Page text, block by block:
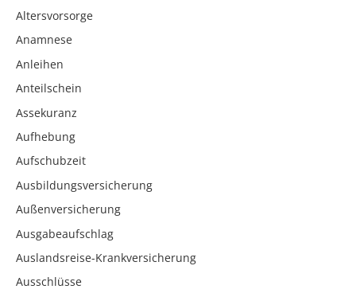
Altersvorsorge
Anamnese
Anleihen
Anteilschein
Assekuranz
Aufhebung
Aufschubzeit
Ausbildungsversicherung
Außenversicherung
Ausgabeaufschlag
Auslandsreise-Krankversicherung
Ausschlüsse